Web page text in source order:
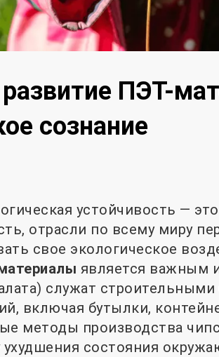
ПЭТ-
сознание
устойчивость —
отрасли по всему миру
свое экологическое
является важным
служат
включая бутылки,
методы производства
ухудшения состояния